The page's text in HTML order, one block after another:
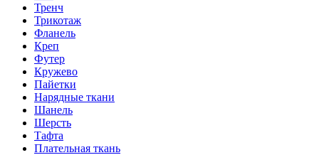
Тренч
Трикотаж
Фланель
Креп
Футер
Кружево
Пайетки
Нарядные ткани
Шанель
Шерсть
Тафта
Плательная ткань